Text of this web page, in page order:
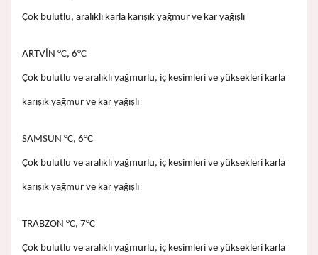
Çok bulutlu, aralıklı karla karışık yağmur ve kar yağışlı
ARTVİN °C, 6°C
Çok bulutlu ve aralıklı yağmurlu, iç kesimleri ve yüksekleri karla
karışık yağmur ve kar yağışlı
SAMSUN °C, 6°C
Çok bulutlu ve aralıklı yağmurlu, iç kesimleri ve yüksekleri karla
karışık yağmur ve kar yağışlı
TRABZON °C, 7°C
Çok bulutlu ve aralıklı yağmurlu, iç kesimleri ve yüksekleri karla